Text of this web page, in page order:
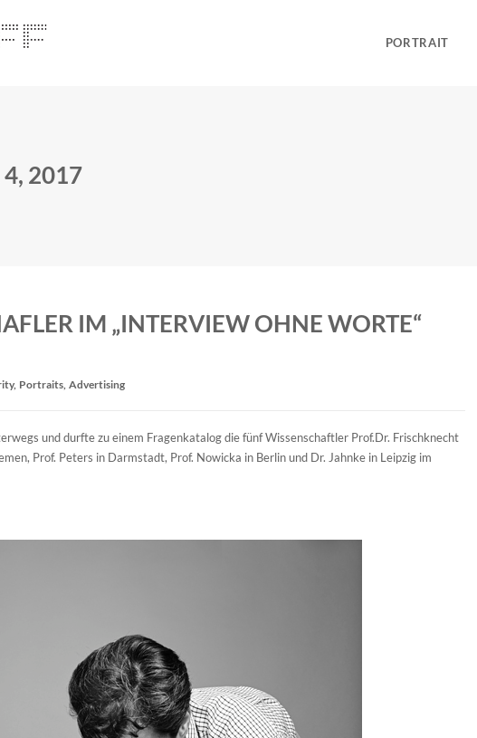
PORTRAIT
4, 2017
IM „INTERVIEW OHNE WORTE“
, Portraits, Advertising
und durfte zu einem Fragenkatalog die fünf Wissenschaftler Prof.Dr. Frischknecht
Prof. Peters in Darmstadt, Prof. Nowicka in Berlin und Dr. Jahnke in Leipzig im